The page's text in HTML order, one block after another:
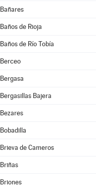
Bañares
Baños de Rioja
Baños de Río Tobía
Berceo
Bergasa
Bergasillas Bajera
Bezares
Bobadilla
Brieva de Cameros
Briñas
Briones